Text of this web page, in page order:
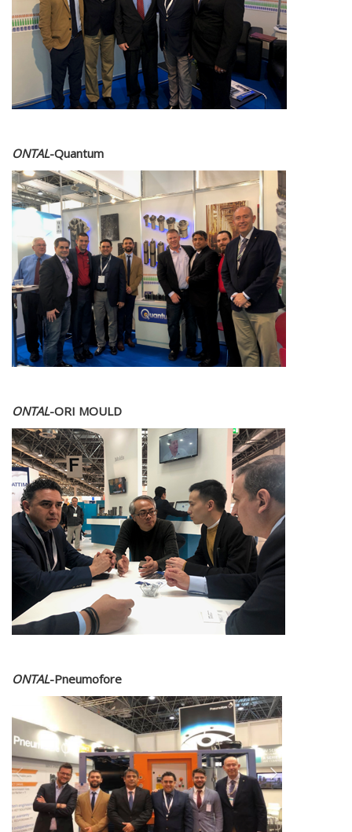
ONTAL-Quantum
ONTAL-ORI MOULD
ONTAL-Pneumofore